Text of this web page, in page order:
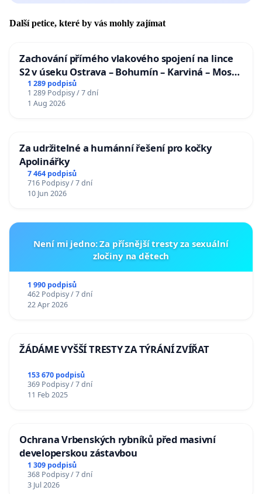
Další petice, které by vás mohly zajímat
Zachování přímého vlakového spojení na lince
S2 v úseku Ostrava – Bohumín – Karviná – Mosty
u Jablunkova
1 289 podpisů
1 289 Podpisy / 7 dní
1 Aug 2026
Za udržitelné a humánní řešení pro kočky
Apolinářky
7 464 podpisů
716 Podpisy / 7 dní
10 Jun 2026
Není mi jedno: Za přísnější tresty za sexuální
zločiny na dětech
1 990 podpisů
462 Podpisy / 7 dní
22 Apr 2026
ŽÁDÁME VYŠŠÍ TRESTY ZA TÝRÁNÍ ZVÍŘAT
153 670 podpisů
369 Podpisy / 7 dní
11 Feb 2025
Ochrana Vrbenských rybníků před masivní
developerskou zástavbou
1 309 podpisů
368 Podpisy / 7 dní
3 Jul 2026